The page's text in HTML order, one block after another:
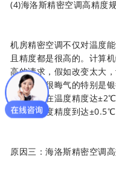
(4)海洛斯精密空调高精度
机房精密空调不仅对温度
且精度都是很高的。计算
高的请求，假如改变太大
务商是是很晦气的特别是
请求通常在温度精度达
调能够温度精度到达±0.5℃
原因三：海洛斯精密空调